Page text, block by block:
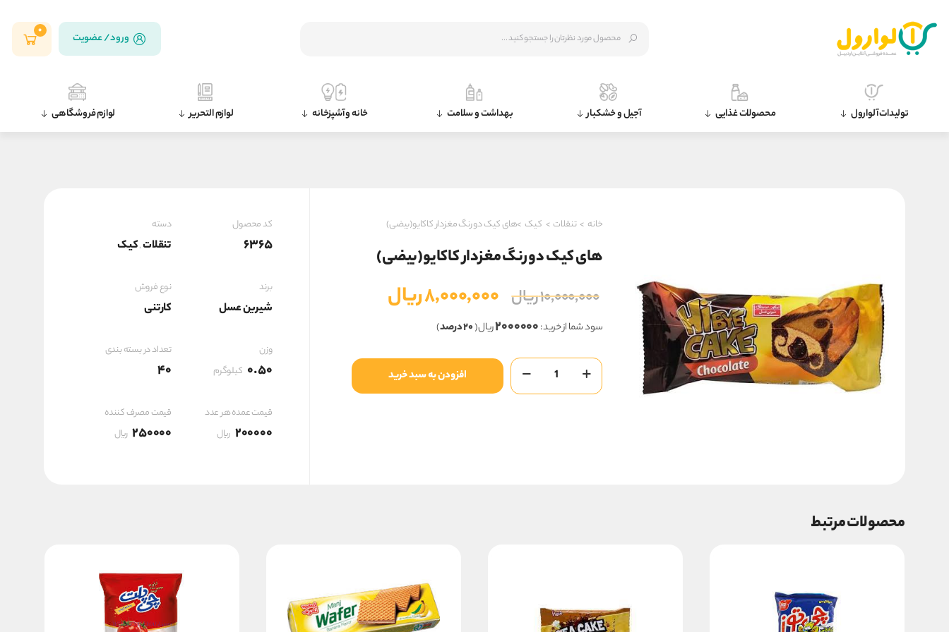
ورود / عضویت
0
تولیدات آلوارول محصولات غذایی آجیل و خشکبار بهداشت و سلامت خانه و آشپزخانه لوازم التحریر لوازم فروشگاهی
خانه > تنقلات > کیک >های کیک دو رنگ مغزدار کاکایو(بیضی)
های کیک دو رنگ مغزدار کاکایو(بیضی)
۱۰,۰۰۰,۰۰۰ریال قیمت
اصلی
بود.
۸,۰۰۰,۰۰۰ریالقیمت
فعلی
است.
سود شما از خرید :۲۰۰۰۰۰۰ریال (۲۰ درصد )
های
کیک
دو
افزودن به سبد خرید
کد محصول
6365
دسته
تنقلات,کیک
برند
شیرین عسل
نوع فروش
کارتنی
وزن
0.50 کیلوگرم
تعداد در بسته بندی
40
قیمت عمده هر عدد
200000 ریال
قیمت مصرف کننده
250000 ریال
محصولات مرتبط